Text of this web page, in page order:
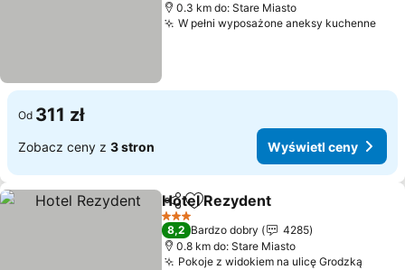
0.3 km do: Stare Miasto
W pełni wyposażone aneksy kuchenne
Od 311 zł
Zobacz ceny z 3 stron Wyświetl ceny
Udostępnij
Dodaj do ulubionych
Hotel Rezydent
3 Kategoria
8,2 Bardzo dobry
4285
0.8 km do: Stare Miasto
Pokoje z widokiem na ulicę Grodzką